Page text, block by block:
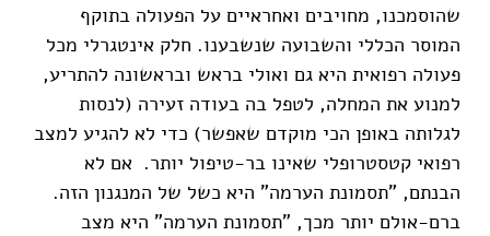
שהוסמכנו, מחויבים ואחראיים על הפעולה בתוקף
המוסר הכללי והשבועה שנשבענו. חלק אינטגרלי מכל
פעולה רפואית היא גם ואולי בראש ובראשונה להתריע,
למנוע את המחלה, לטפל בה בעודה זעירה (לנסות
לגלותה באופן הכי מוקדם שאפשר) כדי לא להגיע למצב
רפואי קטסטרופלי שאינו בר-טיפול יותר. אם לא
הבנתם, "תסמונת הערמה" היא כשל של המנגנון הזה.
ברם-אולם יותר מכך, "תסמונת הערמה" היא מצב